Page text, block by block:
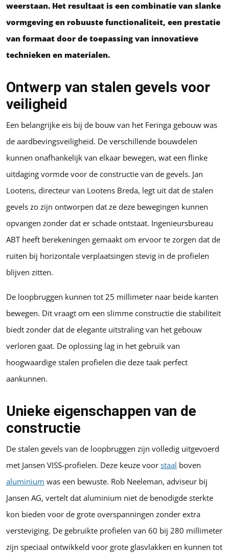
weerstaan. Het resultaat is een combinatie van slanke
vormgeving en robuuste functionaliteit, een prestatie
van formaat door de toepassing van innovatieve
technieken en materialen.
Ontwerp van stalen gevels voor
veiligheid
Een belangrijke eis bij de bouw van het Feringa gebouw was
de aardbevingsveiligheid. De verschillende bouwdelen
kunnen onafhankelijk van elkaar bewegen, wat een flinke
uitdaging vormde voor de constructie van de gevels. Jan
Lootens, directeur van Lootens Breda, legt uit dat de stalen
gevels zo zijn ontworpen dat ze deze bewegingen kunnen
opvangen zonder dat er schade ontstaat. Ingenieursbureau
ABT heeft berekeningen gemaakt om ervoor te zorgen dat de
ruiten bij horizontale verplaatsingen stevig in de profielen
blijven zitten.
De loopbruggen kunnen tot 25 millimeter naar beide kanten
bewegen. Dit vraagt om een slimme constructie die stabiliteit
biedt zonder dat de elegante uitstraling van het gebouw
verloren gaat. De oplossing lag in het gebruik van
hoogwaardige stalen profielen die deze taak perfect
aankunnen.
Unieke eigenschappen van de
constructie
De stalen gevels van de loopbruggen zijn volledig uitgevoerd
met Jansen VISS-profielen. Deze keuze voor staal boven
aluminium was een bewuste. Rob Neeleman, adviseur bij
Jansen AG, vertelt dat aluminium niet de benodigde sterkte
kon bieden voor de grote overspanningen zonder extra
versteviging. De gebruikte profielen van 60 bij 280 millimeter
zijn speciaal ontwikkeld voor grote glasvlakken en kunnen tot